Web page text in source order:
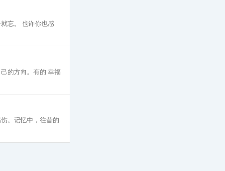
忘。 也许你也感
的方向。有的 幸福
。记忆中，往昔的